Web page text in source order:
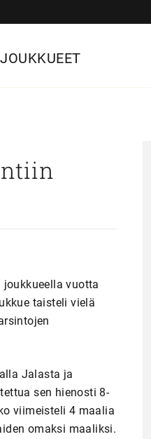
JOUKKUEET
vuotta
taisteli vielä
Jalasta ja
sen hienosti 8-
viimeisteli 4 maalia
omaksi maaliksi.